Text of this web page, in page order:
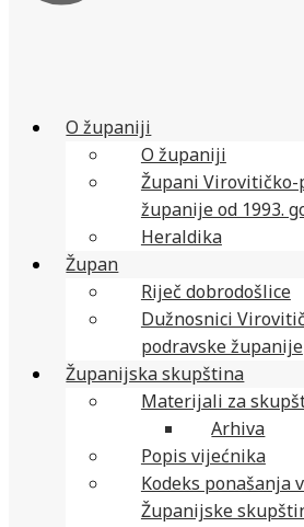
Na ime sufinanciranja projekata i
darovitim učenicima u osnovnim i
školskoj godini 2025./2026.,
obrazovanja i mladih, osnovnim i
O županiji
O županiji
Župani Virovitičko-
županije od 1993.
Heraldika
Župan
Riječ dobrodošlice
Dužnosnici
podravske županije
Županijska skupština
Materijali za
Arhiva
Popis vijećnika
Kodeks ponašanja
Županijske